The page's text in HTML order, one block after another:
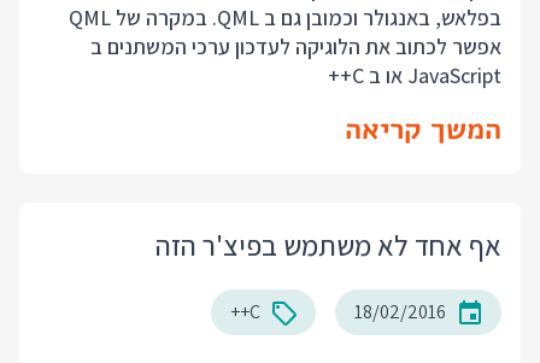
בפלאש, באנגולר וכמובן גם ב QML. במקרה של QML
אפשר לכתוב את הלוגיקה לעדכון ערכי המשתנים ב
JavaScript או ב C++
המשך קריאה
אף אחד לא משתמש בפיצ'ר הזה
18/02/2016
C++